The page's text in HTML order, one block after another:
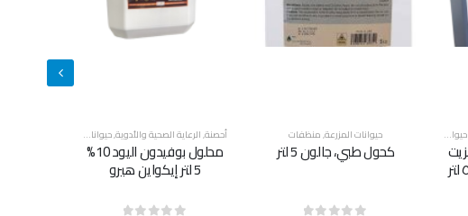
,الرعاية الصحية والأدوية,حيوانات المزرعة منظفات
أحصنة,حيوانات المزرعة,قطط,كلاب,منظفات
شامبو سوبر كلين للحيوانات
الأليفة ٥ لتر